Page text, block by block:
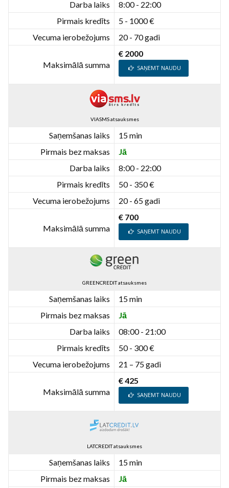
Darba laiks
8:00 - 22:00
Pirmais kredīts
5 - 1000 €
Vecuma ierobežojums
20 - 70 gadi
Maksimālā summa
€ 2000
SAŅEMT NAUDU
VIASMS atsauksmes
Saņemšanas laiks
15 min
Pirmais bez maksas
Jā
Darba laiks
8:00 - 22:00
Pirmais kredīts
50 - 350 €
Vecuma ierobežojums
20 - 65 gadi
Maksimālā summa
€ 700
SAŅEMT NAUDU
GREENCREDIT atsauksmes
Saņemšanas laiks
15 min
Pirmais bez maksas
Jā
Darba laiks
08:00 - 21:00
Pirmais kredīts
50 - 300 €
Vecuma ierobežojums
21 – 75 gadi
Maksimālā summa
€ 425
SAŅEMT NAUDU
LATCREDIT atsauksmes
Saņemšanas laiks
15 min
Pirmais bez maksas
Jā